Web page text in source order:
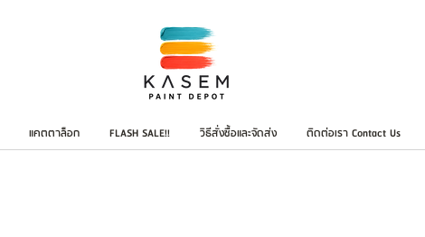
แคตตาล็อก FLASH SALE!! วิธีสั่งซื้อและจัดส่ง ติดต่อเรา Contact Us